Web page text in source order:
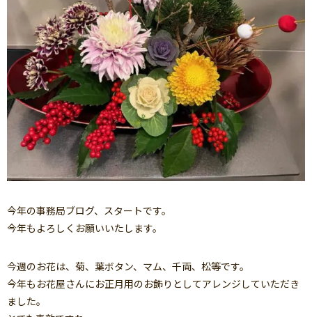
今年の事務局ブログ、スタートです。
今年もよろしくお願いいたします。
今週のお花は、菊、葉ボタン、マム、千両、松等です。
今年もお花屋さんにお正月用のお飾りとしてアレンジしていただき
ました。